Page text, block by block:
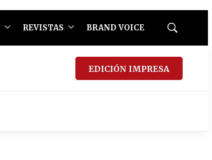
REVISTAS BRAND VOICE
Mostrar
EDICIÓN IMPRESA